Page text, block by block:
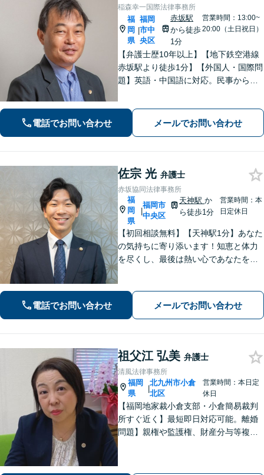
稲森幸一国際法律事務所
福
岡
県
|
福岡
市中
央区
赤坂駅
から徒歩
1分
営業時間：13:00~
20:00（土日祝日）
【弁護士歴10年以上】【地下鉄空港線
赤坂駅より徒歩1分】【外国人・国際問
題】英語・中国語に対応。民事から刑
認定など実績多数【税務訴訟】税務調
査や審査請求、国際税務も対応可能
電話でお問い合わせ メールでお問い合わせ
佐宗 光 弁護士
赤坂協同法律事務所
福
岡
県
|
福岡市
中央区
天神駅 か
ら徒歩1分
営業時間：本
日定休日
【初回相談無料】【天神駅1分】あなた
の気持ちに寄り添います！知恵と体力
を尽くし、最後は熱い心であなたをサ
雑談感覚で気軽にご相談ください。
【夜間・休日相談可】
電話でお問い合わせ メールでお問い合わせ
祖父江 弘美 弁護士
清風法律事務所
福岡
県
|
北九州市小倉
北区
営業時間：本日定
休日
【福岡地家裁小倉支部・小倉簡易裁判
所すぐ近く】最短即日対応可能。離婚
問題】親権や監護権、財産分与等複雑